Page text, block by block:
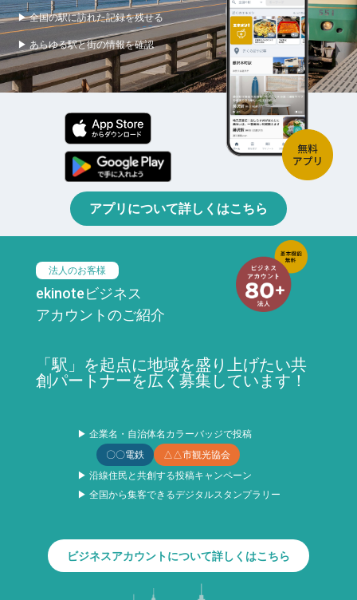
▶ 全国の駅に訪れた記録を残せる
▶ あらゆる駅と街の情報を確認
アプリについて詳しくはこちら
法人のお客様
ekinoteビジネス
アカウントのご紹介
「駅」を起点に地域を盛り上げたい共
創パートナーを広く募集しています！
▶ 企業名・自治体名カラーバッジで投稿
〇〇電鉄
△△市観光協会
▶ 沿線住民と共創する投稿キャンペーン
▶ 全国から集客できるデジタルスタンプラリー
ビジネスアカウントについて詳しくはこちら